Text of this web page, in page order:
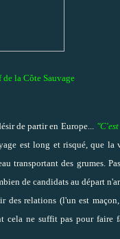
de la Côte Sauvage
de partir en Europe...
est long et risqué, que
transportant des grumes.
de candidats au départ
relations (l'un est
ne suffit pas pour faire